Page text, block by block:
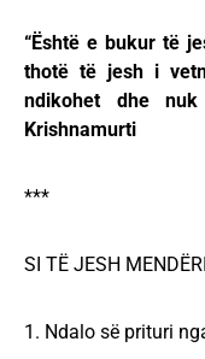
“Është e bukur të
thotë të jesh i
ndikohet dhe
Krishnamurti
***
SI TË JESH
1. Ndalo së prituri